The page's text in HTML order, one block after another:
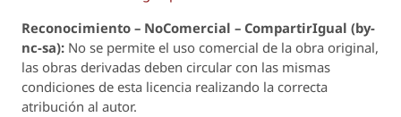
Reconocimiento – NoComercial – CompartirIgual (by-
nc-sa): No se permite el uso comercial de la obra original,
las obras derivadas deben circular con las mismas
condiciones de esta licencia realizando la correcta
atribución al autor.